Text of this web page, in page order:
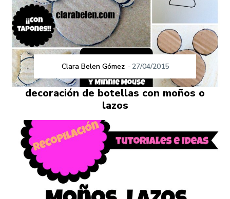
Clara Belen Gómez - 27/04/2015
decoración de botellas con moños o
lazos